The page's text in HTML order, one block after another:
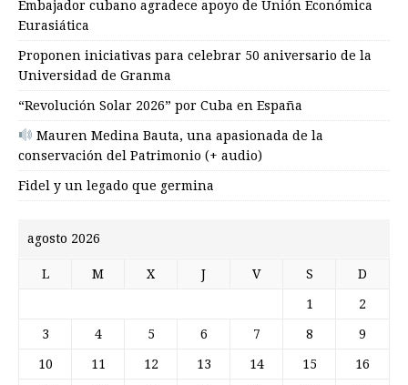
Embajador cubano agradece apoyo de Unión Económica
Eurasiática
Proponen iniciativas para celebrar 50 aniversario de la
Universidad de Granma
“Revolución Solar 2026” por Cuba en España
Mauren Medina Bauta, una apasionada de la
conservación del Patrimonio (+ audio)
Fidel y un legado que germina
agosto 2026
L M X J V S D
1 2
3 4 5 6 7 8 9
10 11 12 13 14 15 16